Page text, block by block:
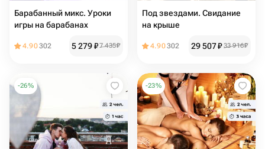
Барабанный микс. Уроки
игры на барабанах
4.90302 5 279₽7 435₽
Под звездами. Свидание
на крыше
4.90302 29 507₽ 33 916₽
-26% -23%